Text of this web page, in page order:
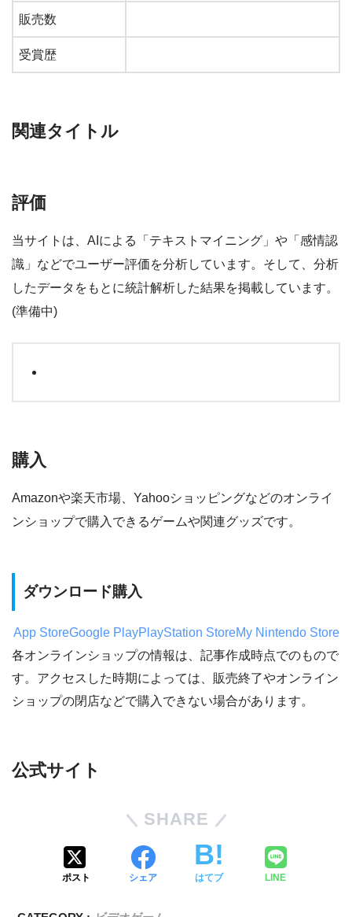
販売数
受賞歴
関連タイトル
評価
当サイトは、AIによる「テキストマイニング」や「感情認
識」などでユーザー評価を分析しています。そして、分析
したデータをもとに統計解析した結果を掲載しています。
(準備中)
購入
Amazonや楽天市場、Yahooショッピングなどのオンライ
ンショップで購入できるゲームや関連グッズです。
ダウンロード購入
App StoreGoogle PlayPlayStation StoreMy Nintendo Store
各オンラインショップの情報は、記事作成時点でのもので
す。アクセスした時期によっては、販売終了やオンライン
ショップの閉店などで購入できない場合があります。
公式サイト
SHARE
ポスト シェア はてブ LINE